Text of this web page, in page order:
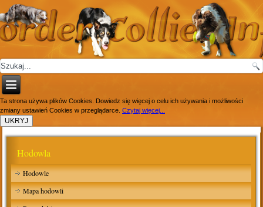
Ta strona używa plików Cookies. Dowiedz się więcej o celu ich używania i możliwości
zmiany ustawień Cookies w przeglądarce. Czytaj więcej...
Hodowla
Hodowle
Mapa hodowli